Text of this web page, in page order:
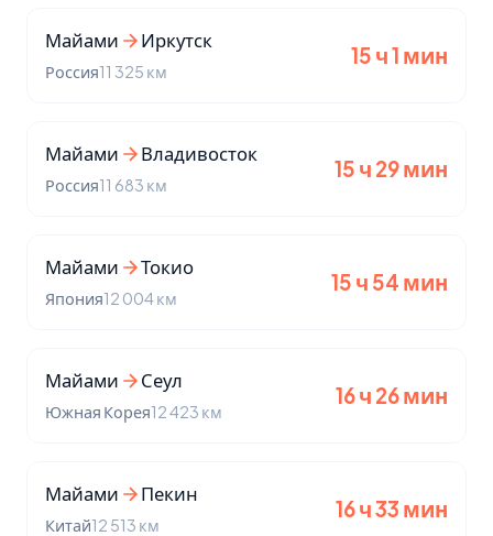
Майами Иркутск
Россия11 325 км
15 ч 1 мин
Майами Владивосток
Россия11 683 км
15 ч 29 мин
Майами Токио
Япония12 004 км
15 ч 54 мин
Майами Сеул
Южная Корея12 423 км
16 ч 26 мин
Майами Пекин
Китай12 513 км
16 ч 33 мин